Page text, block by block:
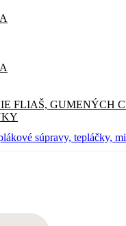
FLIAŠ, GUMENÝCH
súpravy, tepláčky,